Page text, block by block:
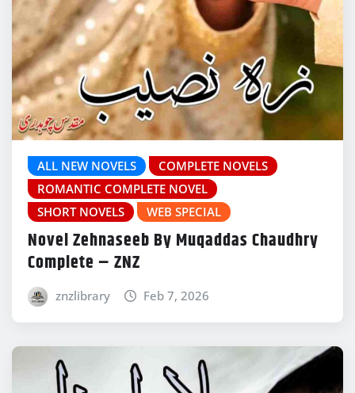
ALL NEW NOVELS
COMPLETE NOVELS
ROMANTIC COMPLETE NOVEL
SHORT NOVELS
WEB SPECIAL
Novel Zehnaseeb By Muqaddas Chaudhry
Complete – ZNZ
znzlibrary Feb 7, 2026